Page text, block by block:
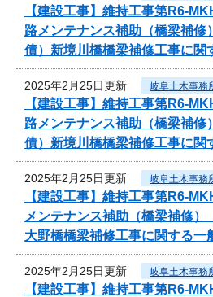
【建設工事】維持工事第R6-
路メンテナンス補助（橋梁補修
債）新境川橋橋梁補修工事に関
2025年2月25日更新 岐阜土木事務
【建設工事】維持工事第R6-
路メンテナンス補助（橋梁補修
債）新境川橋橋梁補修工事に関
2025年2月25日更新 岐阜土木事務
【建設工事】維持工事第R6-
メンテナンス補助（橋梁補修）
大野橋橋梁補修工事に関する一
2025年2月25日更新 岐阜土木事務
【建設工事】維持工事第R6-